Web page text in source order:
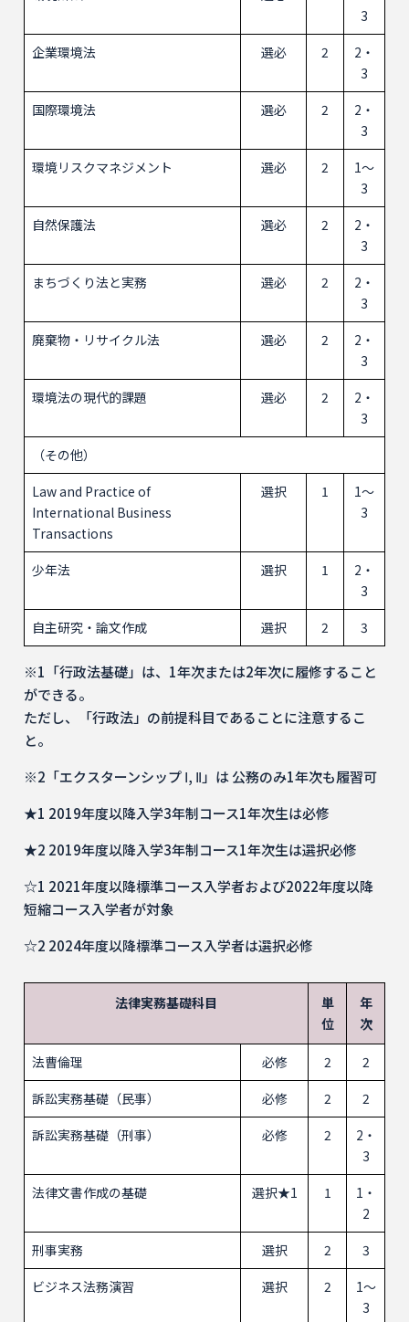
3
企業環境法
選必 2
2・
3
国際環境法
選必 2
2・
3
環境リスクマネジメント
選必 2
1～
3
自然保護法
選必 2
2・
3
まちづくり法と実務
選必 2
2・
3
廃棄物・リサイクル法
選必 2
2・
3
環境法の現代的課題
選必 2
2・
3
（その他）
Law and Practice of
International Business
Transactions
選択 1
1～
3
少年法 選択 1
2・
3
自主研究・論文作成
選択 2 3
※1「行政法基礎」は、1年次または2年次に履修すること
ができる。
ただし、「行政法」の前提科目であることに注意するこ
と。
※2「エクスターンシップ Ⅰ, Ⅱ」は 公務のみ1年次も履習可
★1 2019年度以降入学3年制コース1年次生は必修
★2 2019年度以降入学3年制コース1年次生は選択必修
☆1 2021年度以降標準コース入学者および2022年度以降
短縮コース入学者が対象
☆2 2024年度以降標準コース入学者は選択必修
法律実務基礎科目
単
位
年
次
法曹倫理 必修 2
2
訴訟実務基礎（民事）
必修 2
2
訴訟実務基礎（刑事）
必修 2
2・
3
法律文書作成の基礎
選択★1 1
1・
2
刑事実務
選択 2
3
ビジネス法務演習
選択 2
1～
3